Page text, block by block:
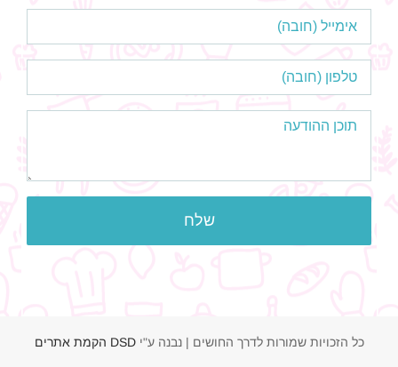
כל הזכויות שמורות לדרך החושים | נבנה ע"יDSD הקמת אתרים